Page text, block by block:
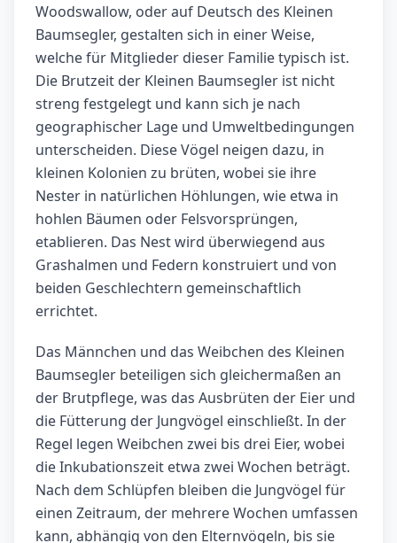
Woodswallow, oder auf Deutsch des Kleinen
Baumsegler, gestalten sich in einer Weise,
welche für Mitglieder dieser Familie typisch ist.
Die Brutzeit der Kleinen Baumsegler ist nicht
streng festgelegt und kann sich je nach
geographischer Lage und Umweltbedingungen
unterscheiden. Diese Vögel neigen dazu, in
kleinen Kolonien zu brüten, wobei sie ihre
Nester in natürlichen Höhlungen, wie etwa in
hohlen Bäumen oder Felsvorsprüngen,
etablieren. Das Nest wird überwiegend aus
Grashalmen und Federn konstruiert und von
beiden Geschlechtern gemeinschaftlich
errichtet.
Das Männchen und das Weibchen des Kleinen
Baumsegler beteiligen sich gleichermaßen an
der Brutpflege, was das Ausbrüten der Eier und
die Fütterung der Jungvögel einschließt. In der
Regel legen Weibchen zwei bis drei Eier, wobei
die Inkubationszeit etwa zwei Wochen beträgt.
Nach dem Schlüpfen bleiben die Jungvögel für
einen Zeitraum, der mehrere Wochen umfassen
kann, abhängig von den Elternvögeln, bis sie